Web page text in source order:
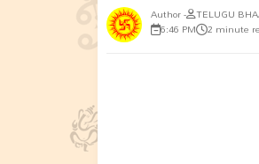
TELUGU
6:46 PM 2 minute